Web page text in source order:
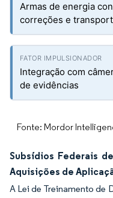
Armas de energia
correções e
Integração com
de evidências
Fonte: Mordor
Subsídios Federais
Aquisições de
A Lei de Treinamento de